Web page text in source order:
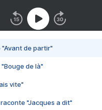
"Avant de partir"
"Bouge de là"
vite"
"Jacques a dit"